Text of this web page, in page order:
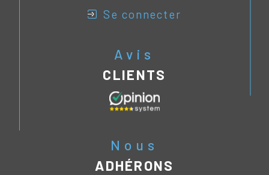
se connecter
Avis
CLIENTS
Nous
ADHÉRONS